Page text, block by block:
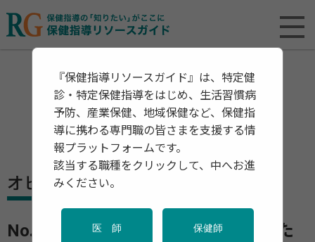
オピニオン
No.3 労働者の疲労回復3原則：疲れた
『保健指導リソースガイド』は、特定健
診・特定保健指導をはじめ、生活習慣病
予防、産業保健、地域保健など、保健指
導に携わる専門職の皆さまを支援する情
報プラットフォームです。
該当する職種をクリックして、中へお進
みください。
医 師 保健師